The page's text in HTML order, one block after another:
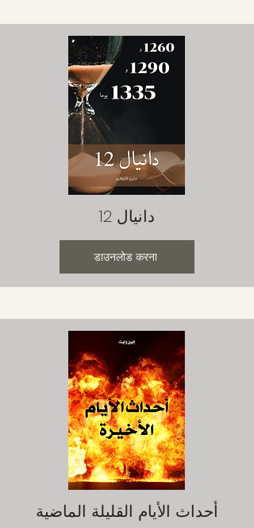
دانيال 12
डाउनलोड करना
أحداث الأيام القليلة الماضية